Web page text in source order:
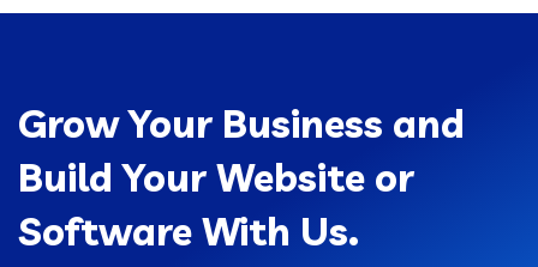
Grow Your Business and
Build Your Website or
Software With Us.